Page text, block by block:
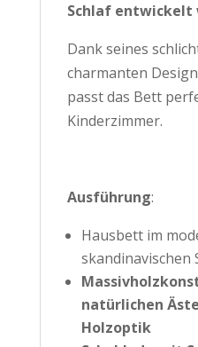
Schlaf entwickelt
Dank seines
charmanten
passt das Bett
Kinderzimmer.
Ausführung:
Hausbett im
skandinavischen
natürlichen
Holzoptik